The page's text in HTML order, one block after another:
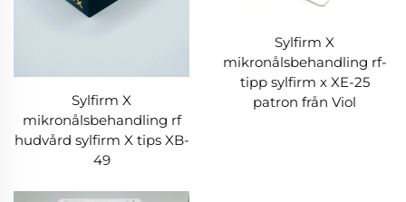
Sylfirm X
mikronålsbehandling rf
hudvård sylfirm X tips XB-
49
Sylfirm X
mikronålsbehandling rf-
tipp sylfirm x XE-25
patron från Viol